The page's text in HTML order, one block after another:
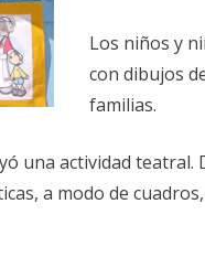
Los niños y
con dibujos
familias.
una actividad
a modo de